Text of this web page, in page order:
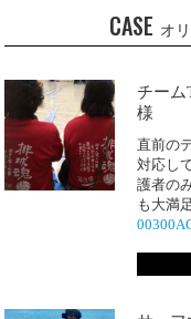
CASE オ
チーム
様
直前の
対応し
護者の
も大満